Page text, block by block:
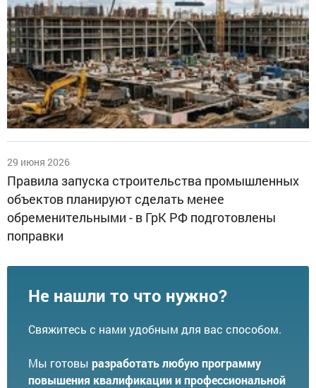
29 июня 2026
Правила запуска строительства промышленных
объектов планируют сделать менее
обременительными - в ГрК РФ подготовлены
поправки
Не нашли то что нужно?
Свяжитесь с нами удобным для вас способом.
Мы готовы разработать любую программу
повышения квалификации и профессиональной